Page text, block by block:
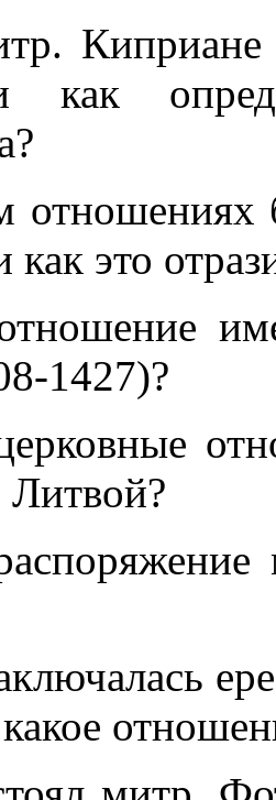
Киприане
как это
1427)?
какое